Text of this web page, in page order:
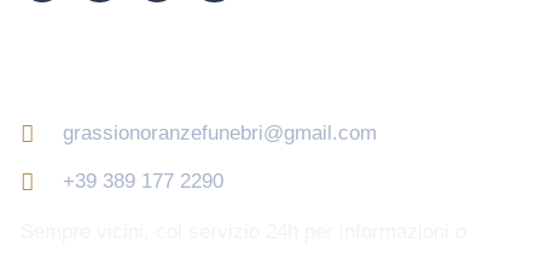
grassionoranzefunebri@gmail.com
+39 389 177 2290